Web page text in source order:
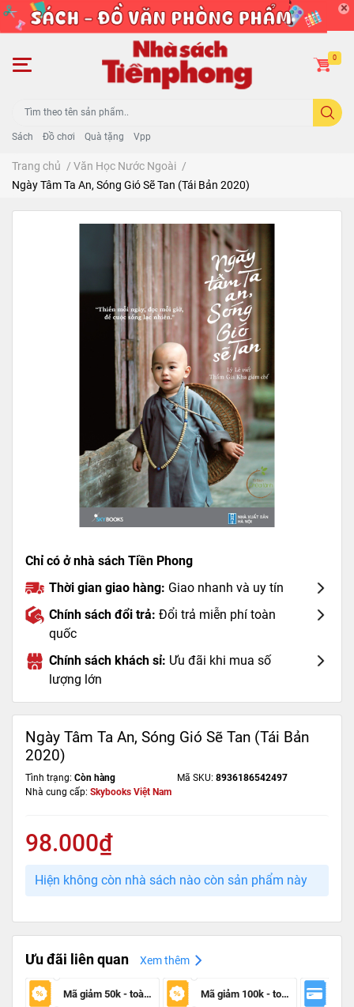
Sách Đồ chơi Quà tặng Vpp
0
Trang chủ / Văn Học Nước Ngoài /
Ngày Tâm Ta An, Sóng Gió Sẽ Tan (Tái Bản 2020)
Chỉ có ở nhà sách Tiền Phong
Thời gian giao hàng: Giao nhanh và uy tín
Chính sách đổi trả: Đổi trả miễn phí toàn
quốc
Chính sách khách sỉ: Ưu đãi khi mua số
lượng lớn
Ngày Tâm Ta An, Sóng Gió Sẽ Tan (Tái Bản
2020)
Tình trạng: Còn hàng Mã SKU: 8936186542497
Nhà cung cấp: Skybooks Việt Nam
98.000₫
Hiện không còn nhà sách nào còn sản phẩm này
Ưu đãi liên quan Xem thêm
Mã giảm 50k - toàn sàn Mã giảm 100k - toàn sàn